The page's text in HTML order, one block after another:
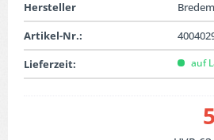
Hersteller
Artikel-Nr.:
Lieferzeit:
auf